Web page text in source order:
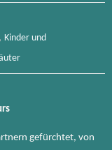
,Kinder und
gefürchtet, von